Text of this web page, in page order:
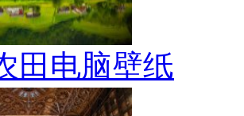
田电脑壁纸